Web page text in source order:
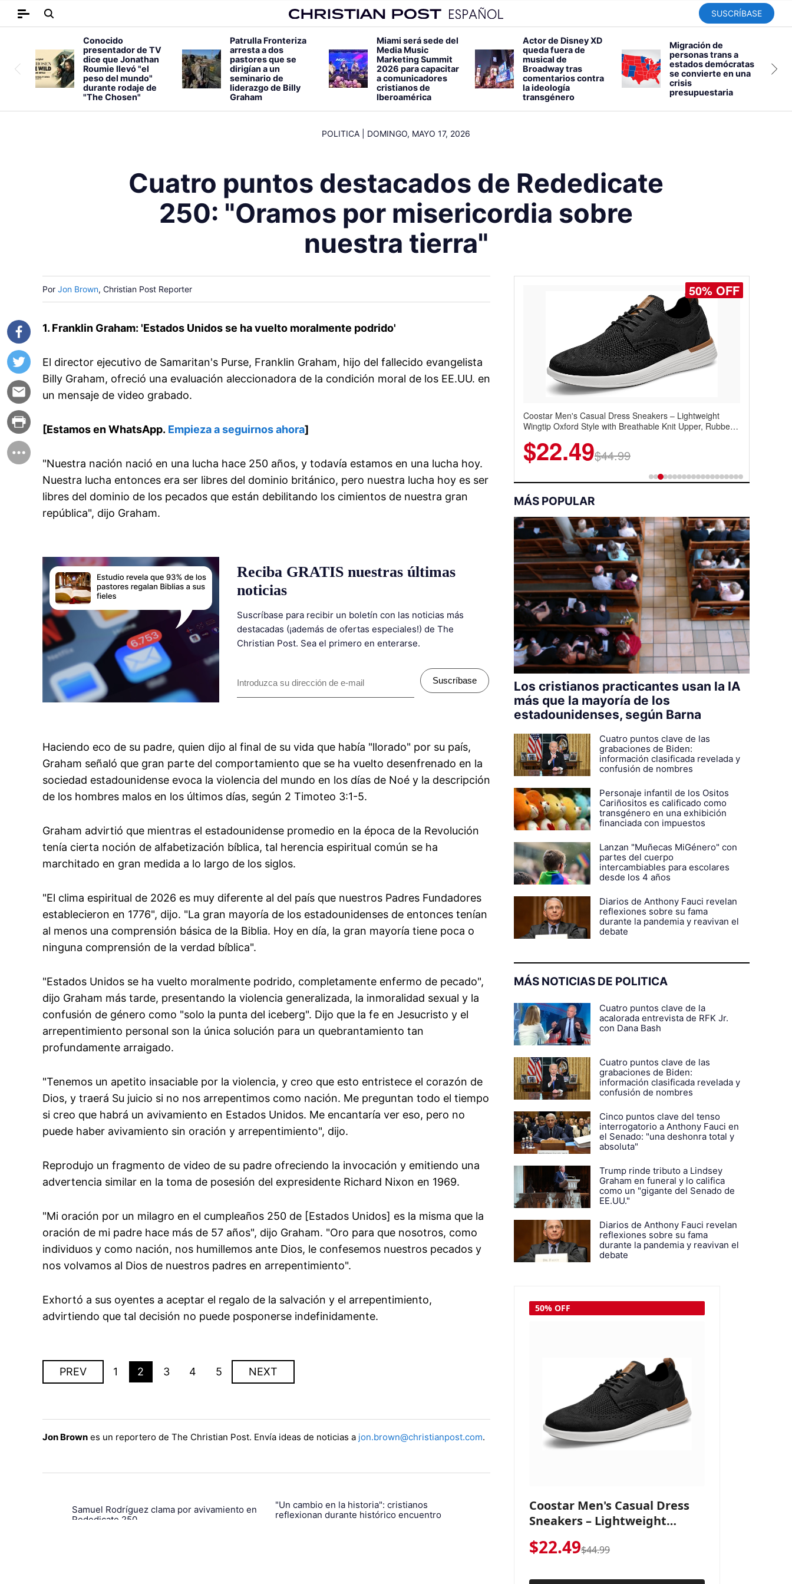
SUSCRÍBASE
Conocido
presentador de TV
dice que Jonathan
Roumie llevó "el
peso del mundo"
durante rodaje de
"The Chosen"
Patrulla Fronteriza
arresta a dos
pastores que se
dirigían a un
seminario de
liderazgo de Billy
Graham
Miami será sede del
Media Music
Marketing Summit
2026 para capacitar
a comunicadores
cristianos de
Iberoamérica
Actor de Disney XD
queda fuera de
musical de
Broadway tras
comentarios contra
la ideología
transgénero
Migración de
personas trans a
estados demócratas
se convierte en una
crisis
presupuestaria
POLITICA DOMINGO, MAYO 17, 2026
Cuatro puntos destacados de Rededicate
250: "Oramos por misericordia sobre
nuestra tierra"
Por Jon Brown, Christian Post Reporter
1. Franklin Graham: 'Estados Unidos se ha vuelto moralmente podrido'
El director ejecutivo de Samaritan's Purse, Franklin Graham, hijo del fallecido evangelista
Billy Graham, ofreció una evaluación aleccionadora de la condición moral de los EE.UU. en
un mensaje de video grabado.
[Estamos en WhatsApp. Empieza a seguirnos ahora]
"Nuestra nación nació en una lucha hace 250 años, y todavía estamos en una lucha hoy.
Nuestra lucha entonces era ser libres del dominio británico, pero nuestra lucha hoy es ser
libres del dominio de los pecados que están debilitando los cimientos de nuestra gran
república", dijo Graham.
Reciba GRATIS nuestras últimas
noticias
Suscríbase para recibir un boletín con las noticias más
destacadas (¡además de ofertas especiales!) de The
Christian Post. Sea el primero en enterarse.
Suscríbase
Haciendo eco de su padre, quien dijo al final de su vida que había "llorado" por su país,
Graham señaló que gran parte del comportamiento que se ha vuelto desenfrenado en la
sociedad estadounidense evoca la violencia del mundo en los días de Noé y la descripción
de los hombres malos en los últimos días, según 2 Timoteo 3:1-5.
Graham advirtió que mientras el estadounidense promedio en la época de la Revolución
tenía cierta noción de alfabetización bíblica, tal herencia espiritual común se ha
marchitado en gran medida a lo largo de los siglos.
"El clima espiritual de 2026 es muy diferente al del país que nuestros Padres Fundadores
establecieron en 1776", dijo. "La gran mayoría de los estadounidenses de entonces tenían
al menos una comprensión básica de la Biblia. Hoy en día, la gran mayoría tiene poca o
ninguna comprensión de la verdad bíblica".
"Estados Unidos se ha vuelto moralmente podrido, completamente enfermo de pecado",
dijo Graham más tarde, presentando la violencia generalizada, la inmoralidad sexual y la
confusión de género como "solo la punta del iceberg". Dijo que la fe en Jesucristo y el
arrepentimiento personal son la única solución para un quebrantamiento tan
profundamente arraigado.
"Tenemos un apetito insaciable por la violencia, y creo que esto entristece el corazón de
Dios, y traerá Su juicio si no nos arrepentimos como nación. Me preguntan todo el tiempo
si creo que habrá un avivamiento en Estados Unidos. Me encantaría ver eso, pero no
puede haber avivamiento sin oración y arrepentimiento", dijo.
Reprodujo un fragmento de video de su padre ofreciendo la invocación y emitiendo una
advertencia similar en la toma de posesión del expresidente Richard Nixon en 1969.
"Mi oración por un milagro en el cumpleaños 250 de [Estados Unidos] es la misma que la
oración de mi padre hace más de 57 años", dijo Graham. "Oro para que nosotros, como
individuos y como nación, nos humillemos ante Dios, le confesemos nuestros pecados y
nos volvamos al Dios de nuestros padres en arrepentimiento".
Exhortó a sus oyentes a aceptar el regalo de la salvación y el arrepentimiento,
advirtiendo que tal decisión no puede posponerse indefinidamente.
PREV 1 2 3 4 5 NEXT
Jon Brown es un reportero de The Christian Post. Envía ideas de noticias a jon.brown@christianpost.com.
Samuel Rodríguez clama por avivamiento en
Rededicate 250
"Un cambio en la historia": cristianos
reflexionan durante histórico encuentro
50% OFF
Coostar Men's Casual Dress Sneakers – Lightweight
Wingtip Oxford Style with Breathable Knit Upper, Rubber
$22.49$44.99
MÁS POPULAR
Los cristianos practicantes usan la IA
más que la mayoría de los
estadounidenses, según Barna
Cuatro puntos clave de las
grabaciones de Biden:
información clasificada revelada y
confusión de nombres
Personaje infantil de los Ositos
Cariñositos es calificado como
transgénero en una exhibición
financiada con impuestos
Lanzan "Muñecas MiGénero" con
partes del cuerpo
intercambiables para escolares
desde los 4 años
Diarios de Anthony Fauci revelan
reflexiones sobre su fama
durante la pandemia y reavivan el
debate
MÁS NOTICIAS DE POLITICA
Cuatro puntos clave de la
acalorada entrevista de RFK Jr.
con Dana Bash
Cuatro puntos clave de las
grabaciones de Biden:
información clasificada revelada y
confusión de nombres
Cinco puntos clave del tenso
interrogatorio a Anthony Fauci en
el Senado: "una deshonra total y
absoluta"
Trump rinde tributo a Lindsey
Graham en funeral y lo califica
como un "gigante del Senado de
EE.UU."
Diarios de Anthony Fauci revelan
reflexiones sobre su fama
durante la pandemia y reavivan el
debate
50% OFF
Coostar Men's Casual Dress
Sneakers – Lightweight
Wingtip Oxford Style with
Breathable Knit Upper,
$22.49$44.99